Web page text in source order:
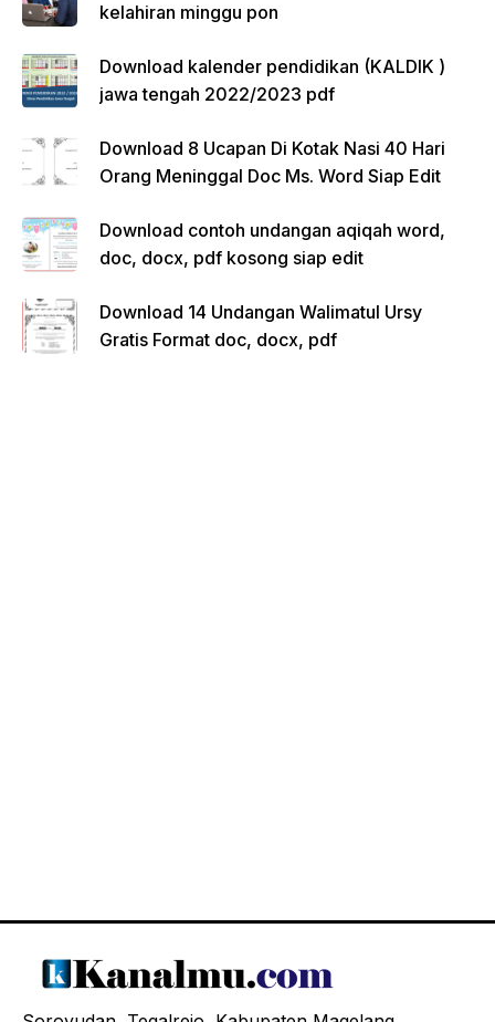
kelahiran minggu pon
Download kalender pendidikan (KALDIK )
jawa tengah 2022/2023 pdf
Download 8 Ucapan Di Kotak Nasi 40 Hari
Orang Meninggal Doc Ms. Word Siap Edit
Download contoh undangan aqiqah word,
doc, docx, pdf kosong siap edit
Download 14 Undangan Walimatul Ursy
Gratis Format doc, docx, pdf